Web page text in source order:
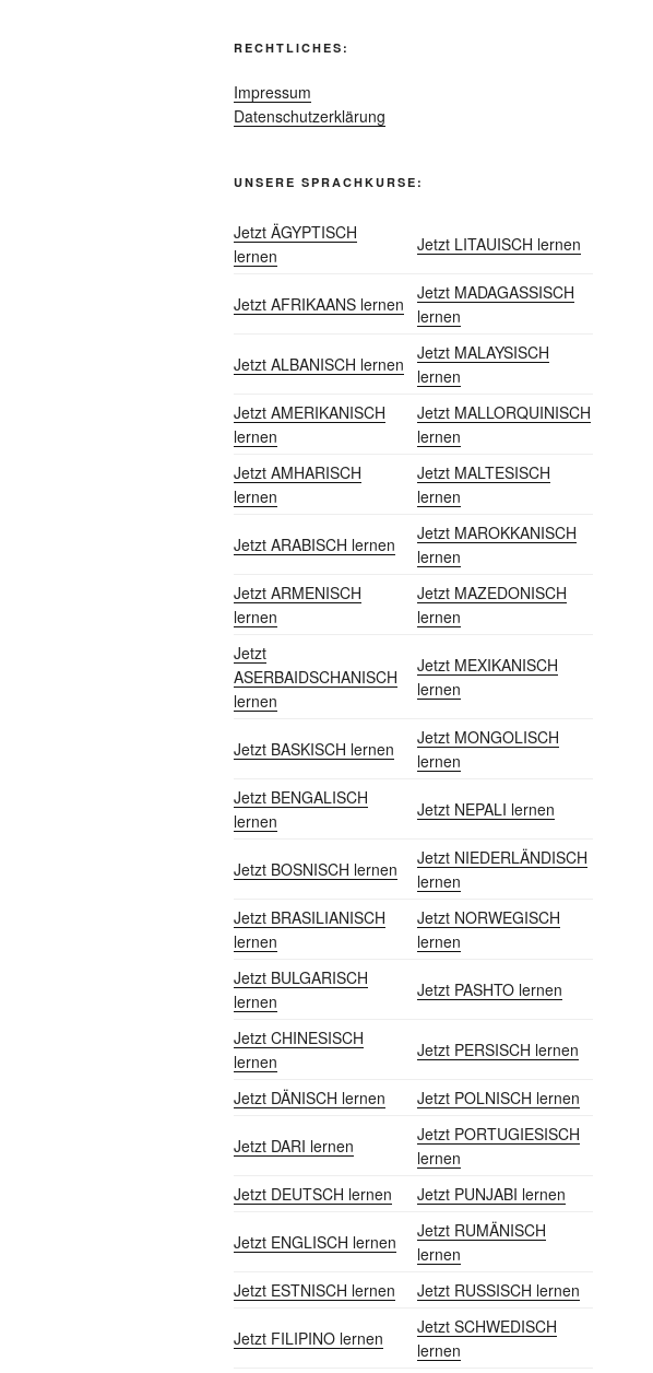
RECHTLICHES:
Impressum
Datenschutzerklärung
UNSERE SPRACHKURSE:
Jetzt ÄGYPTISCH
lernen
Jetzt LITAUISCH lernen
Jetzt AFRIKAANS lernen
Jetzt MADAGASSISCH
lernen
Jetzt ALBANISCH lernen
Jetzt MALAYSISCH
lernen
Jetzt AMERIKANISCH
lernen
Jetzt MALLORQUINISCH
lernen
Jetzt AMHARISCH
lernen
Jetzt MALTESISCH
lernen
Jetzt ARABISCH lernen
Jetzt MAROKKANISCH
lernen
Jetzt ARMENISCH
lernen
Jetzt MAZEDONISCH
lernen
Jetzt
ASERBAIDSCHANISCH
lernen
Jetzt MEXIKANISCH
lernen
Jetzt BASKISCH lernen
Jetzt MONGOLISCH
lernen
Jetzt BENGALISCH
lernen
Jetzt NEPALI lernen
Jetzt BOSNISCH lernen
Jetzt NIEDERLÄNDISCH
lernen
Jetzt BRASILIANISCH
lernen
Jetzt NORWEGISCH
lernen
Jetzt BULGARISCH
lernen
Jetzt PASHTO lernen
Jetzt CHINESISCH
lernen
Jetzt PERSISCH lernen
Jetzt DÄNISCH lernen Jetzt POLNISCH lernen
Jetzt DARI lernen
Jetzt PORTUGIESISCH
lernen
Jetzt DEUTSCH lernen
Jetzt PUNJABI lernen
Jetzt ENGLISCH lernen
Jetzt RUMÄNISCH
lernen
Jetzt ESTNISCH lernen
Jetzt RUSSISCH lernen
Jetzt FILIPINO lernen
Jetzt SCHWEDISCH
lernen